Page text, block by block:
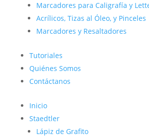
Marcadores para Caligrafía y
Acrílicos, Tizas al Óleo, y Pinceles
Marcadores y Resaltadores
Tutoriales
Quiénes Somos
Contáctanos
Inicio
Staedtler
Lápiz de Grafito